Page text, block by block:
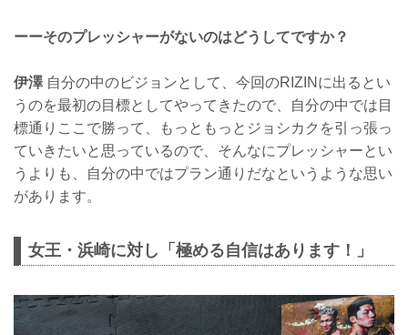
ーーそのプレッシャーがないのはどうしてですか？
伊澤自分の中のビジョンとして、今回のRIZINに出るとい
うのを最初の目標としてやってきたので、自分の中では目
標通りここで勝って、もっともっとジョシカクを引っ張っ
ていきたいと思っているので、そんなにプレッシャーとい
うよりも、自分の中ではプラン通りだなというような思い
があります。
女王・浜崎に対し「極める自信はあります！」